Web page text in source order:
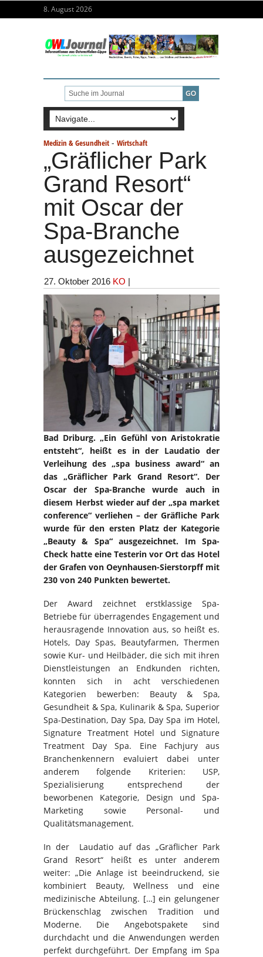
8. August 2026
Medizin & Gesundheit - Wirtschaft
„Gräflicher Park
Grand Resort“
mit Oscar der
Spa-Branche
ausgezeichnet
27. Oktober 2016 KO |
Bad Driburg. „Ein Gefühl von Aristokratie
entsteht“, heißt es in der Laudatio der
Verleihung des „spa business award“ an
das „Gräflicher Park Grand Resort“. Der
Oscar der Spa-Branche wurde auch in
diesem Herbst wieder auf der „spa market
conference“ verliehen – der Gräfliche Park
wurde für den ersten Platz der Kategorie
„Beauty & Spa“ ausgezeichnet. Im Spa-
Check hatte eine Testerin vor Ort das Hotel
der Grafen von Oeynhausen-Sierstorpff mit
230 von 240 Punkten bewertet.
Der Award zeichnet erstklassige Spa-
Betriebe für überragendes Engagement und
herausragende Innovation aus, so heißt es.
Hotels, Day Spas, Beautyfarmen, Thermen
sowie Kur- und Heilbäder, die sich mit ihren
Dienstleistungen an Endkunden richten,
konnten sich in acht verschiedenen
Kategorien bewerben: Beauty & Spa,
Gesundheit & Spa, Kulinarik & Spa, Superior
Spa-Destination, Day Spa, Day Spa im Hotel,
Signature Treatment Hotel und Signature
Treatment Day Spa. Eine Fachjury aus
Branchenkennern evaluiert dabei unter
anderem folgende Kriterien: USP,
Spezialisierung entsprechend der
beworbenen Kategorie, Design und Spa-
Marketing sowie Personal- und
Qualitätsmanagement.
In der Laudatio auf das „Gräflicher Park
Grand Resort“ heißt es unter anderem
weiter: „Die Anlage ist beeindruckend, sie
kombiniert Beauty, Wellness und eine
medizinische Abteilung. […] ein gelungener
Brückenschlag zwischen Tradition und
Moderne. Die Angebotspakete sind
durchdacht und die Anwendungen werden
perfekt durchgeführt. Der Empfang im Spa